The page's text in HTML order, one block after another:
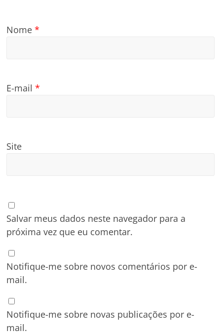
Nome*
E-mail*
Site
Salvar meus dados neste navegador para a
próxima vez que eu comentar.
Notifique-me sobre novos comentários por e-
mail.
Notifique-me sobre novas publicações por e-
mail.